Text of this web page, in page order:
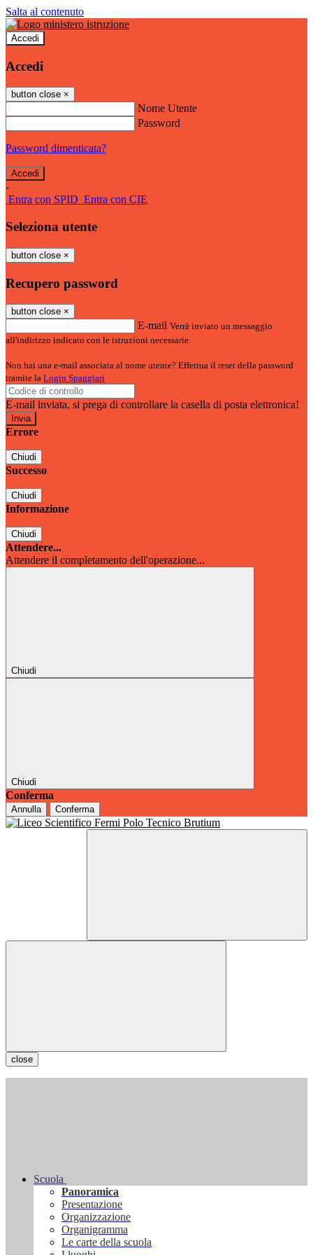
Salta al contenuto
Accedi
Accedi
button close ×
Nome Utente
Password
Password dimenticata?
-
Entra con SPID Entra con CIE
Seleziona utente
button close ×
Recupero password
button close ×
E-mail Verrà inviato un messaggio
all'indirizzo indicato con le istruzioni necessarie.
Non hai una e-mail associata al nome utente? Effettua il reset della password
tramite la Login Spaggiari
E-mail inviata, si prega di controllare la casella di posta elettronica!
Errore
Chiudi
Successo
Chiudi
Informazione
Chiudi
Attendere...
Attendere il completamento dell'operazione...
Chiudi
Chiudi
Conferma
Annulla Conferma
close
Scuola
Panoramica
Presentazione
Organizzazione
Organigramma
Le carte della scuola